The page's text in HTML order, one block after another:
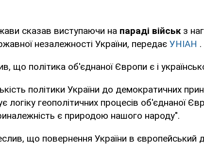
сказав виступаючи на параді військз
незалежності України, передає УНІАН .
що політика об'єднаної Європи є і
політики України до демократичних
логіку геополітичних процесів об'єднаної
є природою нашого народу".
що повернення України в європейський